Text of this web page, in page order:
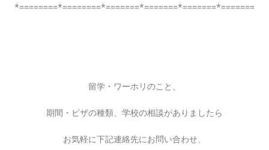
*========*========*=======*=======*=======*=======
留学・ワーホリのこと、
期間・ビザの種類、学校の相談がありましたら
お気軽に下記連絡先にお問い合わせ、